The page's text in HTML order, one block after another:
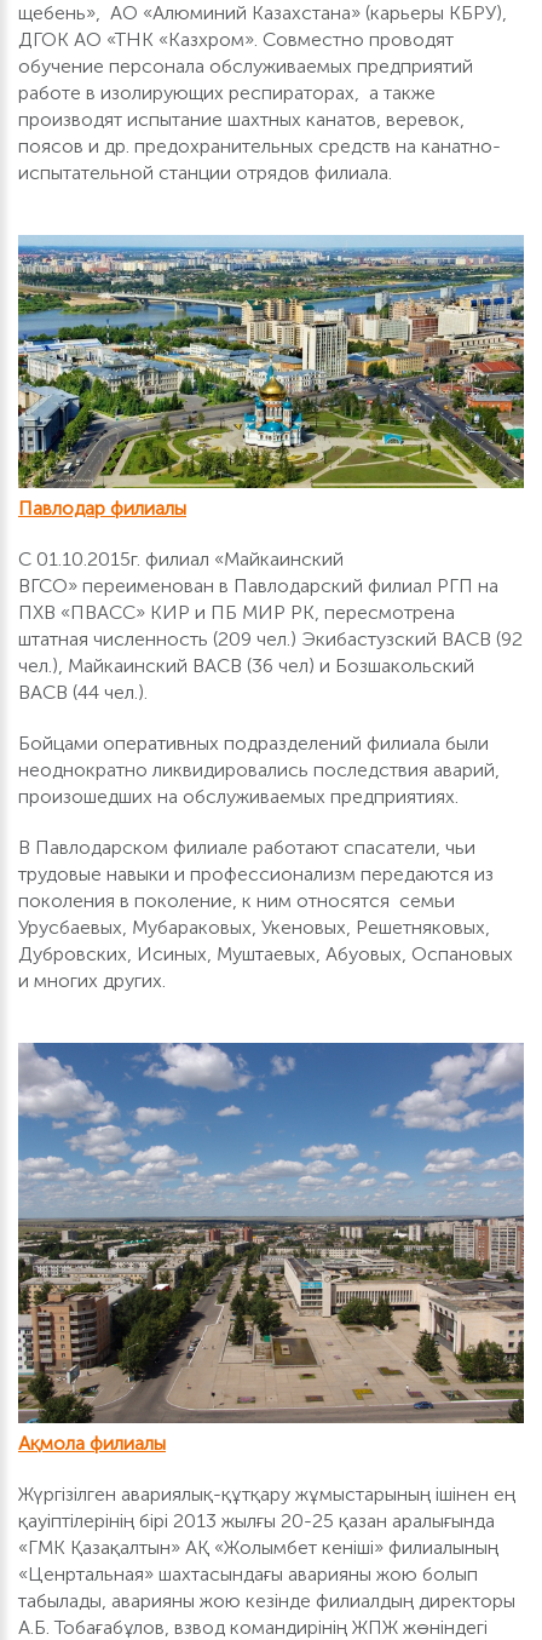
щебень», АО «Алюминий Казахстана» (карьеры КБРУ),
ДГОК АО «ТНК «Казхром». Совместно проводят
обучение персонала обслуживаемых предприятий
работе в изолирующих респираторах, а также
производят испытание шахтных канатов, веревок,
поясов и др. предохранительных средств на канатно-
испытательной станции отрядов филиала.
Павлодар филиалы
С 01.10.2015г. филиал «Майкаинский
ВГСО» переименован в Павлодарский филиал РГП на
ПХВ «ПВАСС» КИР и ПБ МИР РК, пересмотрена
штатная численность (209 чел.) Экибастузский ВАСВ (92
чел.), Майкаинский ВАСВ (36 чел) и Бозшакольский
ВАСВ (44 чел.).
Бойцами оперативных подразделений филиала были
неоднократно ликвидировались последствия аварий,
произошедших на обслуживаемых предприятиях.
В Павлодарском филиале работают спасатели, чьи
трудовые навыки и профессионализм передаются из
поколения в поколение, к ним относятся семьи
Урусбаевых, Мубараковых, Укеновых, Решетняковых,
Дубровских, Исиных, Муштаевых, Абуовых, Оспановых
и многих других.
Ақмола филиалы
Жүргізілген авариялық-құтқару жұмыстарының ішінен ең
қауіптілерінің бірі 2013 жылғы 20-25 қазан аралығында
«ГМК Қазақалтын» АҚ «Жолымбет кеніші» филиалының
«Ценртальная» шахтасындағы аварияны жою болып
табылады, аварияны жою кезінде филиалдың директоры
А.Б. Тобағабұлов, взвод командирінің ЖПЖ жөніндегі